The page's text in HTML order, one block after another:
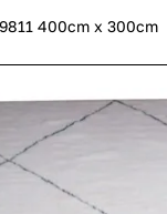
400cm x 300cm